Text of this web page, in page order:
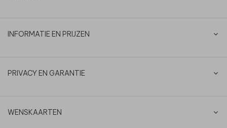
INFORMATIE EN PRIJZEN
PRIVACY EN GARANTIE
WENSKAARTEN